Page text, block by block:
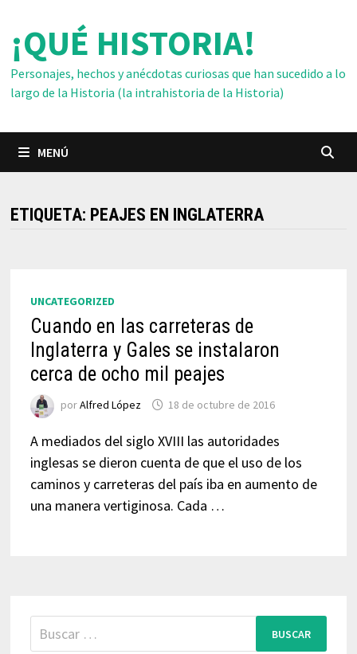
contenido
¡QUÉ HISTORIA!
Personajes, hechos y anécdotas curiosas que han sucedido a lo
largo de la Historia (la intrahistoria de la Historia)
MENÚ
ETIQUETA: PEAJES EN INGLATERRA
UNCATEGORIZED
Cuando en las carreteras de
Inglaterra y Gales se instalaron
cerca de ocho mil peajes
porAlfred López 18 de octubre de 2016
A mediados del siglo XVIII las autoridades
inglesas se dieron cuenta de que el uso de los
caminos y carreteras del país iba en aumento de
una manera vertiginosa. Cada …
Buscar: